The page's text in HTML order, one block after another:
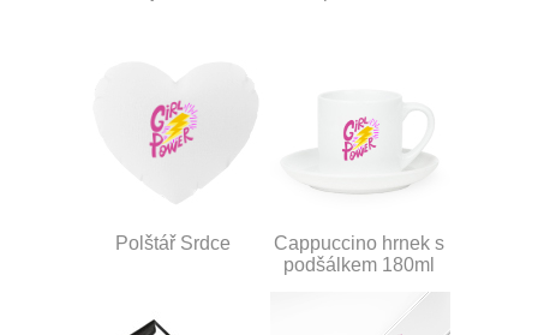
Polštář Srdce
Cappuccino hrnek s
podšálkem 180ml